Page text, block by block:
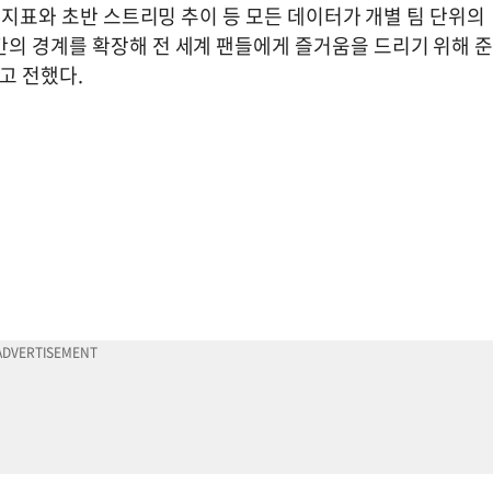
표와 초반 스트리밍 추이 등 모든 데이터가 개별 팀 단위의
경계를 확장해 전 세계 팬들에게 즐거움을 드리기 위해 준
전했다.